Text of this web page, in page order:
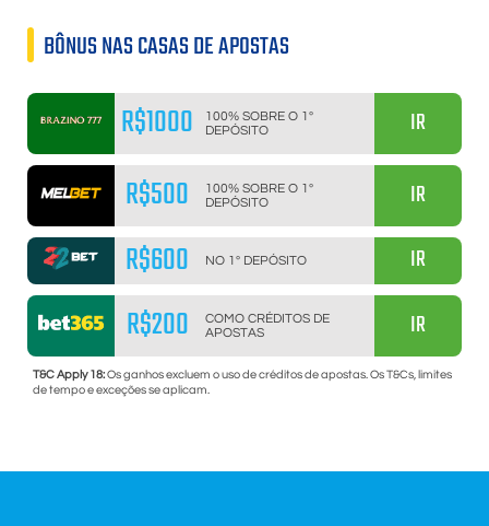
BÔNUS NAS CASAS DE APOSTAS
R$1000
100% SOBRE O 1º
DEPÓSITO
IR
R$500
100% SOBRE O 1º
DEPÓSITO
IR
R$600 NO 1º DEPÓSITO IR
R$200
COMO CRÉDITOS DE
APOSTAS
IR
T&C Apply 18:Os ganhos excluem o uso de créditos de apostas. Os T&Cs, limites
de tempo e exceções se aplicam.